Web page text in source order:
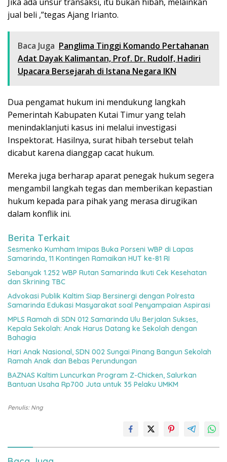
jual beli ,”tegas Ajang Irianto.
Baca Juga Panglima Tinggi Komando Pertahanan
Adat Dayak Kalimantan, Prof. Dr. Rudolf, Hadiri
Upacara Bersejarah di Istana Negara IKN
Dua pengamat hukum ini mendukung langkah
Pemerintah Kabupaten Kutai Timur yang telah
menindaklanjuti kasus ini melalui investigasi
Inspektorat. Hasilnya, surat hibah tersebut telah
dicabut karena dianggap cacat hukum.
Mereka juga berharap aparat penegak hukum segera
mengambil langkah tegas dan memberikan kepastian
hukum kepada para pihak yang merasa dirugikan
dalam konflik ini.
Berita Terkait
Sesmenko Kumham Imipas Buka Porseni WBP di Lapas
Samarinda, 11 Kontingen Ramaikan HUT ke-81 RI
Sebanyak 1.252 WBP Rutan Samarinda Ikuti Cek Kesehatan
dan Skrining TBC
Advokasi Publik Kaltim Siap Bersinergi dengan Polresta
Samarinda Edukasi Masyarakat soal Penyampaian Aspirasi
MPLS Ramah di SDN 012 Samarinda Ulu Berjalan Sukses,
Kepala Sekolah: Anak Harus Datang ke Sekolah dengan
Bahagia
Hari Anak Nasional, SDN 002 Sungai Pinang Bangun Sekolah
Ramah Anak dan Bebas Perundungan
BAZNAS Kaltim Luncurkan Program Z-Chicken, Salurkan
Bantuan Usaha Rp700 Juta untuk 35 Pelaku UMKM
Penulis: Nng